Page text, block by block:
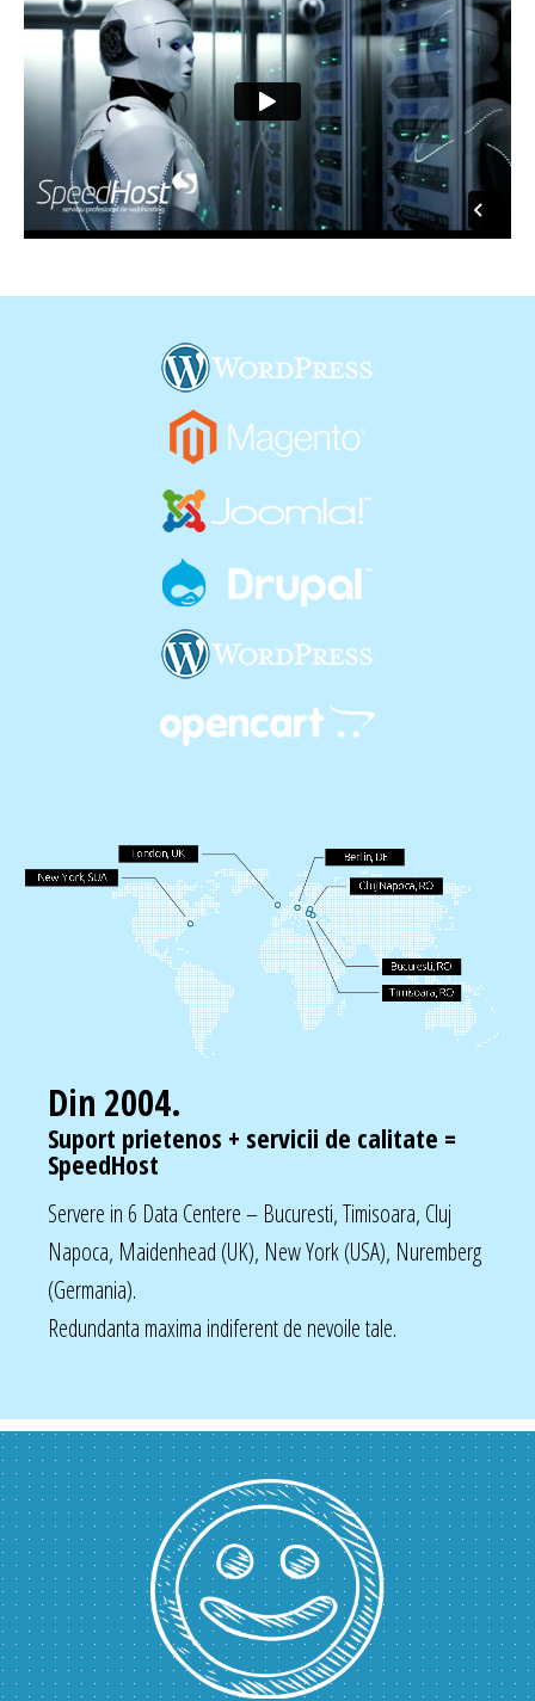
Din 2004.
Suport prietenos + servicii de calitate =
SpeedHost
Servere in 6 Data Centere – Bucuresti, Timisoara, Cluj
Napoca, Maidenhead (UK), New York (USA), Nuremberg
(Germania).
Redundanta maxima indiferent de nevoile tale.